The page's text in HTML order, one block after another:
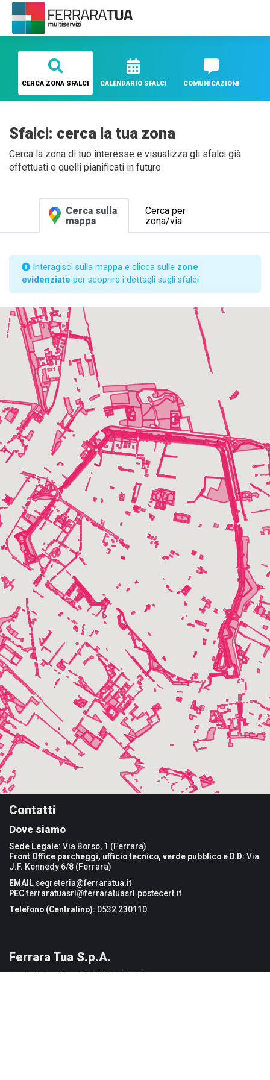
CERCA ZONA SFALCI CALENDARIO SFALCI COMUNICAZIONI
Sfalci: cerca la tua zona
Cerca la zona di tuo interesse e visualizza gli sfalci già
effettuati e quelli pianificati in futuro
Cerca sulla
mappa
Cerca per
zona/via
Interagisci sulla mappa e clicca sulle zone
evidenziate per scoprire i dettagli sugli sfalci
Contatti
Dove siamo
Sede Legale: Via Borso, 1 (Ferrara)
Front Office parcheggi, ufficio tecnico, verde pubblico e D.D: Via
J.F. Kennedy 6/8 (Ferrara)
EMAIL segreteria@ferraratua.it
PECferraratuasrl@ferraratuasrl.postecert.it
Telefono (Centralino): 0532 230110
Ferrara Tua S.p.A.
Capitale Sociale: 85.117.400 Euro i.v.